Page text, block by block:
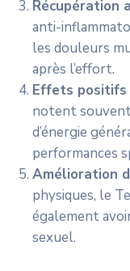
Récupération
anti-
les douleurs
après l’effort.
Effets positifs
notent
d’énergie
performances
Amélioration
physiques, le
également
sexuel.